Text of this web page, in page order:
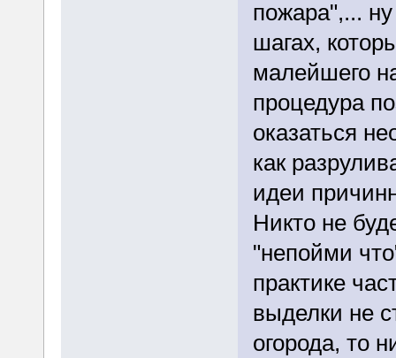
пожара",...
шагах,
малейшего
процедура
оказаться
как
идеи
Никто не
"непойми
практике
выделки не
огорода, то